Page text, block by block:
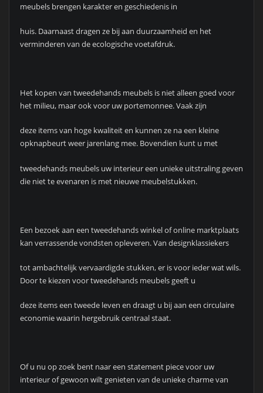
meubels brengen karakter en geschiedenis in
huis. Daarnaast dragen ze bij aan duurzaamheid en het
verminderen van de ecologische voetafdruk.
Het kopen van tweedehands meubels is niet alleen goed voor
het milieu, maar ook voor uw portemonnee. Vaak zijn
deze items van hoge kwaliteit en kunnen ze na een kleine
opknapbeurt weer jarenlang mee. Bovendien kunt u met
tweedehands meubels uw interieur een unieke uitstraling geven
die niet te evenaren is met nieuwe meubelstukken.
Een bezoek aan een tweedehands winkel of online marktplaats
kan verrassende vondsten opleveren. Van designklassiekers
tot ambachtelijk vervaardigde stukken, er is voor ieder wat wils.
Door te kiezen voor tweedehands meubels geeft u
deze items een tweede leven en draagt u bij aan een circulaire
economie waarin hergebruik centraal staat.
Of u nu op zoek bent naar een statement piece voor uw
interieur of gewoon wilt genieten van de unieke charme van